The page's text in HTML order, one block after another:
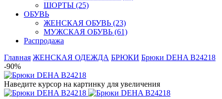
ШОРТЫ (25)
ОБУВЬ
ЖЕНСКАЯ ОБУВЬ (23)
МУЖСКАЯ ОБУВЬ (61)
Распродажа
Главная ЖЕНСКАЯ ОДЕЖДА БРЮКИ Брюки DEHA B24218
-90%
Наведите курсор на картинку для увеличения